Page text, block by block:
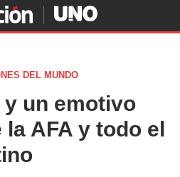
DEL MUNDO
un emotivo
la AFA y todo el